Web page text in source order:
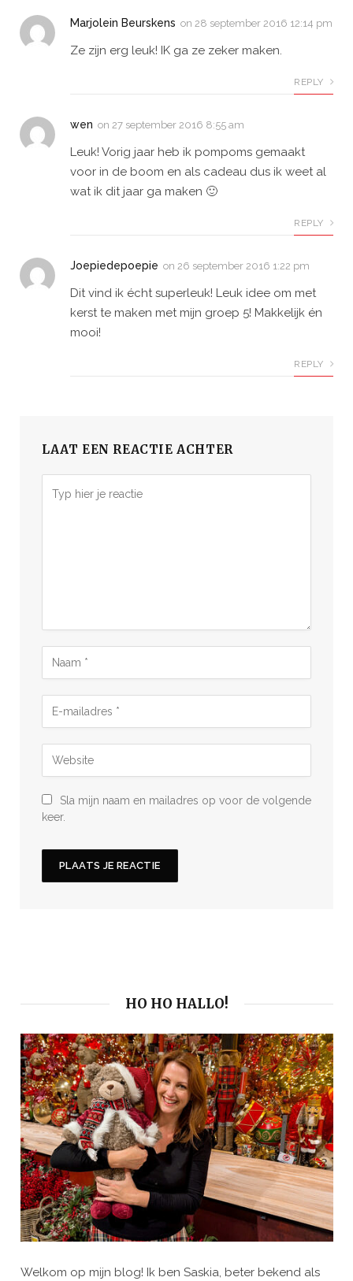
Marjolein Beurskens on 28 september 2016 12:14 pm
Ze zijn erg leuk! IK ga ze zeker maken.
REPLY
wen on 27 september 2016 8:55 am
Leuk! Vorig jaar heb ik pompoms gemaakt
voor in de boom en als cadeau dus ik weet al
wat ik dit jaar ga maken 🙂
REPLY
Joepiedepoepie on 26 september 2016 1:22 pm
Dit vind ik écht superleuk! Leuk idee om met
kerst te maken met mijn groep 5! Makkelijk én
mooi!
REPLY
LAAT EEN REACTIE ACHTER
Sla mijn naam en mailadres op voor de volgende
keer.
HO HO HALLO!
Welkom op mijn blog! Ik ben Saskia, beter bekend als